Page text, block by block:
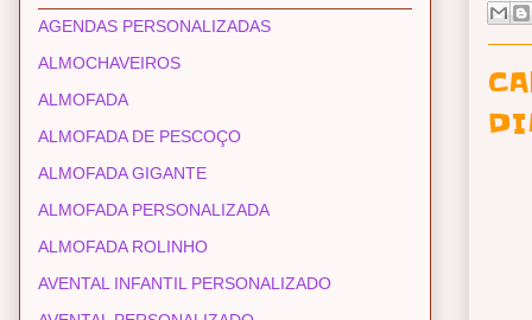
AGENDAS PERSONALIZADAS
ALMOCHAVEIROS
ALMOFADA
ALMOFADA DE PESCOÇO
ALMOFADA GIGANTE
ALMOFADA PERSONALIZADA
ALMOFADA ROLINHO
AVENTAL INFANTIL PERSONALIZADO